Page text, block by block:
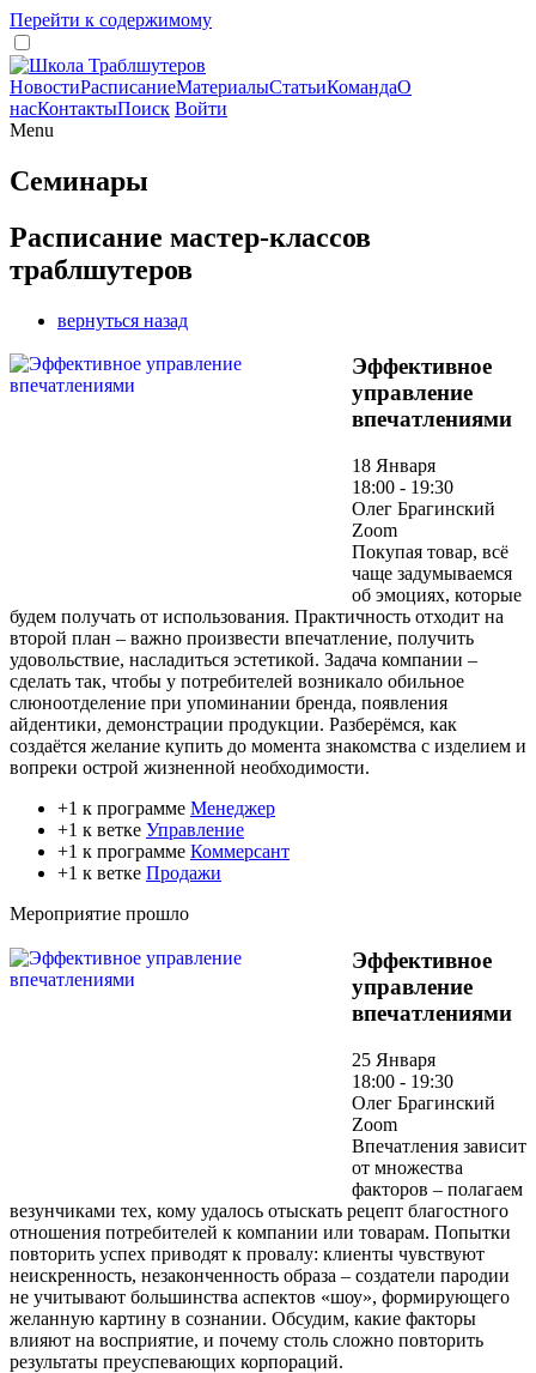
Перейти к содержимому
НовостиРасписаниеМатериалыСтатьиКомандаО
насКонтактыПоиск Войти
Menu
Семинары
Расписание мастер-классов
траблшутеров
вернуться назад
Эффективное
управление
впечатлениями
18 Января
18:00 - 19:30
Олег Брагинский
Zoom
Покупая товар, всё
чаще задумываемся
об эмоциях, которые
будем получать от использования. Практичность отходит на
второй план – важно произвести впечатление, получить
удовольствие, насладиться эстетикой. Задача компании –
сделать так, чтобы у потребителей возникало обильное
слюноотделение при упоминании бренда, появления
айдентики, демонстрации продукции. Разберёмся, как
создаётся желание купить до момента знакомства с изделием и
вопреки острой жизненной необходимости.
+1 к программе Менеджер
+1 к ветке Управление
+1 к программе Коммерсант
+1 к ветке Продажи
Мероприятие прошло
Эффективное
управление
впечатлениями
25 Января
18:00 - 19:30
Олег Брагинский
Zoom
Впечатления зависит
от множества
факторов – полагаем
везунчиками тех, кому удалось отыскать рецепт благостного
отношения потребителей к компании или товарам. Попытки
повторить успех приводят к провалу: клиенты чувствуют
неискренность, незаконченность образа – создатели пародии
не учитывают большинства аспектов «шоу», формирующего
желанную картину в сознании. Обсудим, какие факторы
влияют на восприятие, и почему столь сложно повторить
результаты преуспевающих корпораций.